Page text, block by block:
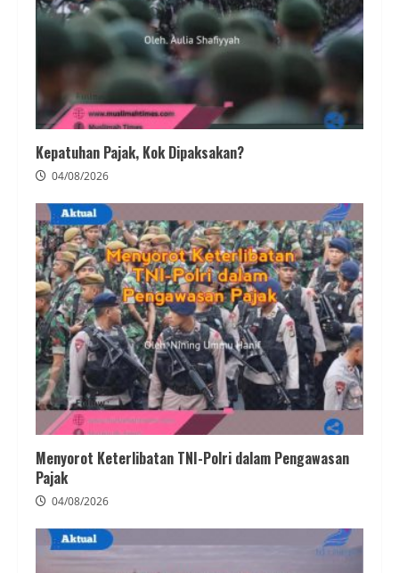
Kepatuhan Pajak, Kok Dipaksakan?
04/08/2026
Menyorot Keterlibatan TNI-Polri dalam Pengawasan
Pajak
04/08/2026